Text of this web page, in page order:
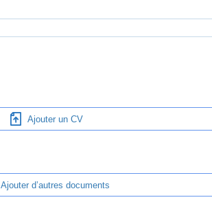
Ajouter un CV
Ajouter d’autres documents